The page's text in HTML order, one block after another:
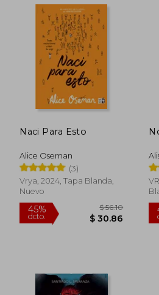
45% $ 47.20
Naci Para Esto
Alice Oseman
(3)
Vrya, 2024, Tapa Blanda,
Nuevo